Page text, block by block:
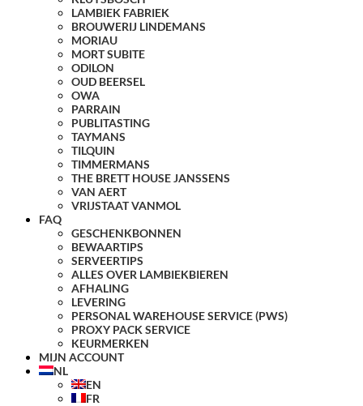
LAMBIEK FABRIEK
BROUWERIJ LINDEMANS
MORIAU
MORT SUBITE
ODILON
OUD BEERSEL
OWA
PARRAIN
PUBLITASTING
TAYMANS
TILQUIN
TIMMERMANS
THE BRETT HOUSE JANSSENS
VAN AERT
VRIJSTAAT VANMOL
FAQ
GESCHENKBONNEN
BEWAARTIPS
SERVEERTIPS
ALLES OVER LAMBIEKBIEREN
AFHALING
LEVERING
PERSONAL WAREHOUSE SERVICE (PWS)
PROXY PACK SERVICE
KEURMERKEN
MIJN ACCOUNT
NL
EN
FR